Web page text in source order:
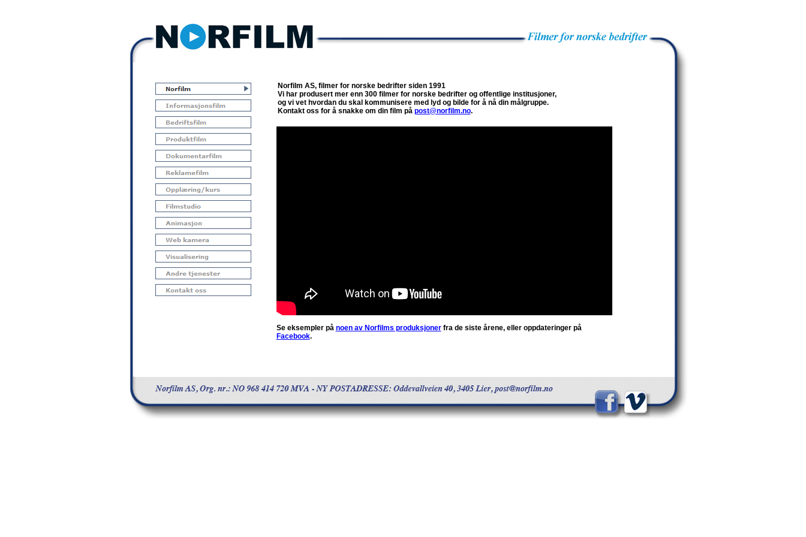
Norfilm AS, filmer for norske bedrifter siden 1991
Vi har produsert mer enn 300 filmer for norske bedrifter og offentlige institusjoner,
og vi vet hvordan du skal kommunisere med lyd og bilde for å nå din målgruppe.
Kontakt oss for å snakke om din film på post@norfilm.no.
Se eksempler på noen av Norfilms produksjonerfra de siste årene, eller oppdateringer på
Facebook.